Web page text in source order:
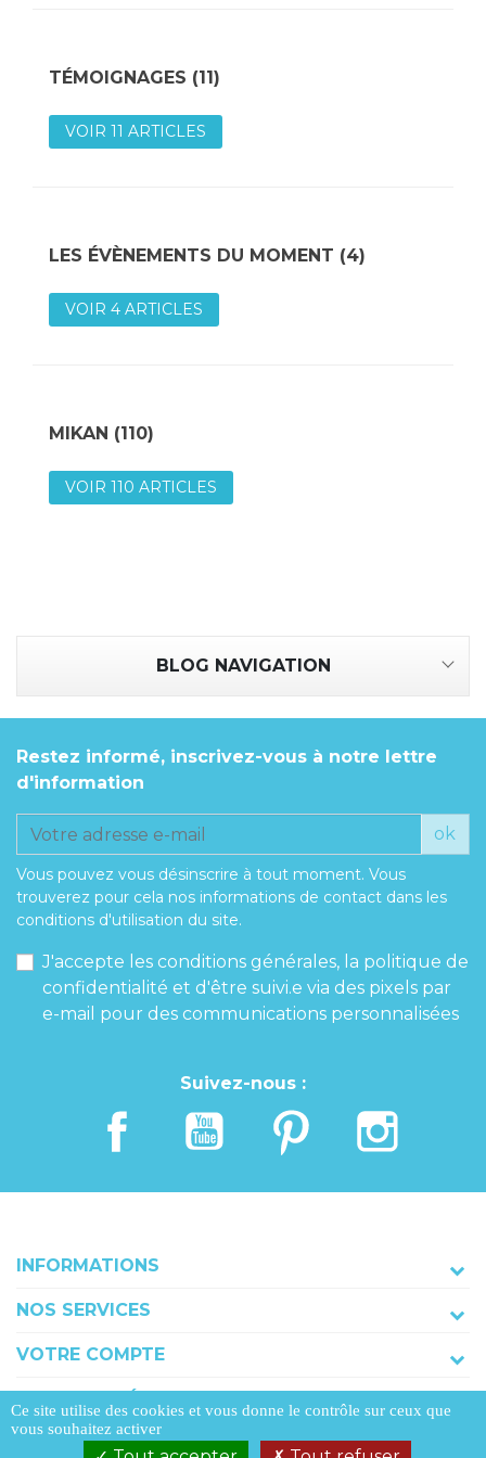
TÉMOIGNAGES (11)
VOIR 11 ARTICLES
LES ÉVÈNEMENTS DU MOMENT (4)
VOIR 4 ARTICLES
MIKAN (110)
VOIR 110 ARTICLES
BLOG NAVIGATION
Restez informé, inscrivez-vous à notre lettre
d'information
ok
Vous pouvez vous désinscrire à tout moment. Vous
trouverez pour cela nos informations de contact dans les
conditions d'utilisation du site.
J'accepte les conditions générales, la politique de
confidentialité et d'être suivi.e via des pixels par
e-mail pour des communications personnalisées
Suivez-nous :
INFORMATIONS
NOS SERVICES
VOTRE COMPTE
Ce site utilise des cookies et vous donne le contrôle sur ceux que
vous souhaitez activer